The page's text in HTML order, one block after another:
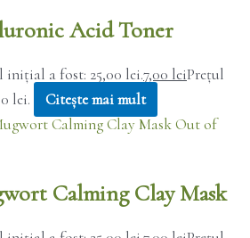
Acid Toner
inițial a fost: 25,00 lei.7,00 leiPrețul
lei.
Citește mai mult
Out of
Calming Clay Mask